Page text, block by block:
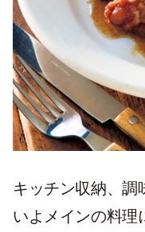
キッチン収納、調
いよメインの料理